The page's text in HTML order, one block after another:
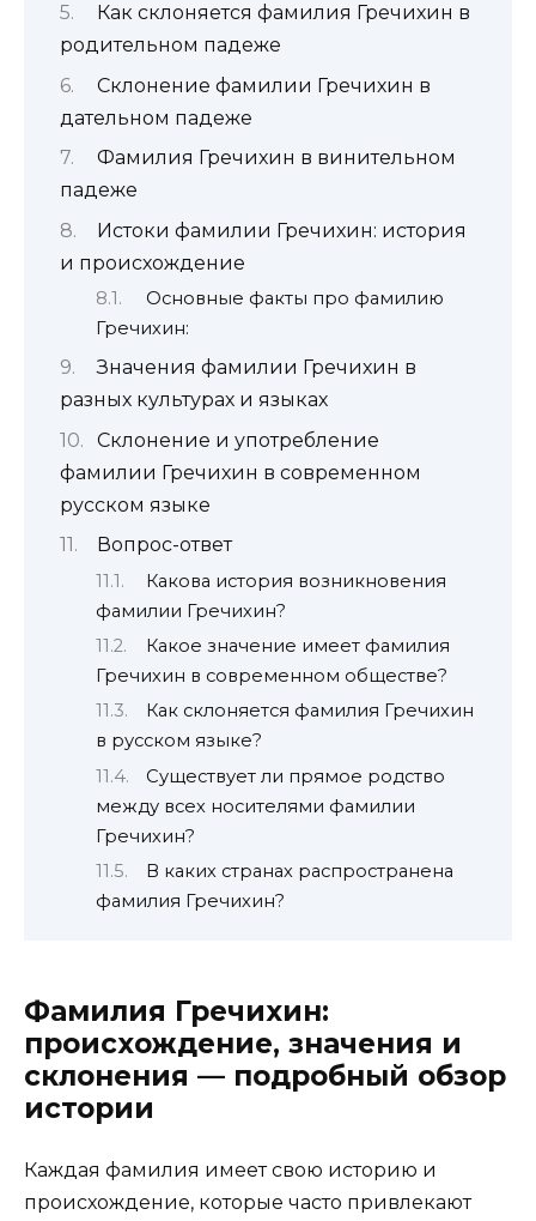
Как склоняется фамилия Гречихин в
родительном падеже
Склонение фамилии Гречихин в
дательном падеже
Фамилия Гречихин в винительном
падеже
Истоки фамилии Гречихин: история
и происхождение
Основные факты про фамилию
Гречихин:
Значения фамилии Гречихин в
разных культурах и языках
Склонение и употребление
фамилии Гречихин в современном
русском языке
Вопрос-ответ
Какова история возникновения
фамилии Гречихин?
Какое значение имеет фамилия
Гречихин в современном обществе?
Как склоняется фамилия Гречихин
в русском языке?
Существует ли прямое родство
между всех носителями фамилии
Гречихин?
В каких странах распространена
фамилия Гречихин?
Фамилия Гречихин:
происхождение, значения и
склонения — подробный обзор
истории
Каждая фамилия имеет свою историю и
происхождение, которые часто привлекают